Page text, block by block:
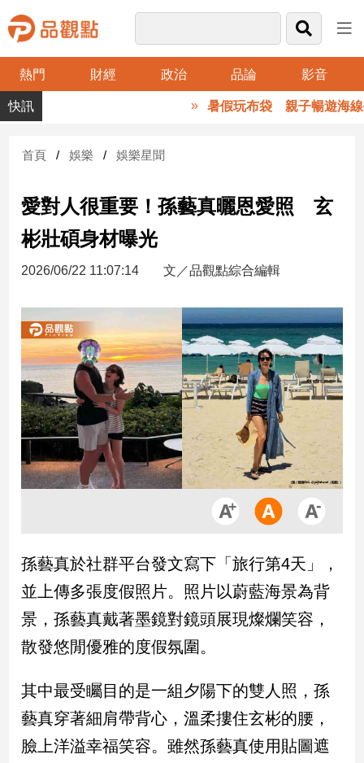
熱門 財經 政治 品論 影音
品
觀
財
台
財
新
產
經/
股
市
房
地
產
品
政
治
政
治
焦
品
點
民
調
暑假玩布袋 親子暢遊海線生
首頁 娛樂 娛樂星聞
愛對人很重要！孫藝真曬恩愛照 玄
彬壯碩身材曝光
2026/06/22 11:07:14 文／品觀點綜合編輯
孫藝真於社群平台發文寫下「旅行第4天」，
並上傳多張度假照片。照片以蔚藍海景為背
景，孫藝真戴著墨鏡對鏡頭展現燦爛笑容，
散發悠閒優雅的度假氛圍。
其中最受矚目的是一組夕陽下的雙人照，孫
藝真穿著細肩帶背心，溫柔摟住玄彬的腰，
臉上洋溢幸福笑容。雖然孫藝真使用貼圖遮